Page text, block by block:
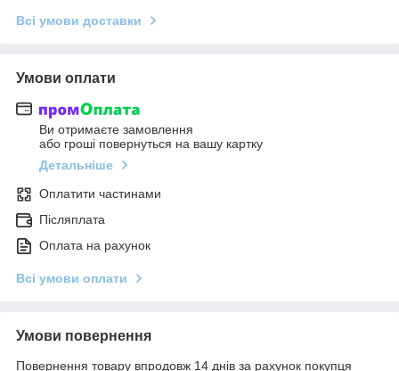
Всі умови доставки
Умови оплати
Ви отримаєте замовлення
або гроші повернуться на вашу картку
Детальніше
Оплатити частинами
Післяплата
Оплата на рахунок
Всі умови оплати
Умови повернення
Повернення товару впродовж 14 днів за рахунок покупця